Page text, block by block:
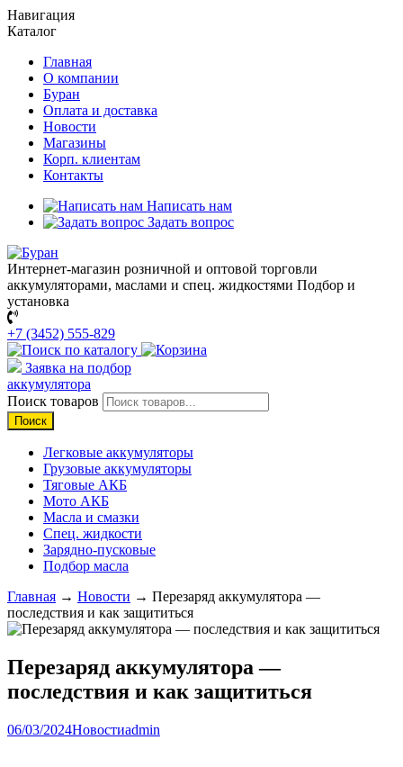
Навигация
Каталог
Главная
О компании
Буран
Оплата и доставка
Новости
Магазины
Корп. клиентам
Контакты
Написать нам
Задать вопрос
Интернет-магазин розничной и оптовой торговли
аккумуляторами, маслами и спец. жидкостями Подбор и
установка
+7 (3452) 555-829
Заявка на подбор
аккумулятора
Поиск товаров
Поиск
Легковые аккумуляторы
Грузовые аккумуляторы
Тяговые АКБ
Мото АКБ
Масла и смазки
Спец. жидкости
Зарядно-пусковые
Подбор масла
Главная → Новости → Перезаряд аккумулятора —
последствия и как защититься
Перезаряд аккумулятора —
последствия и как защититься
06/03/2024Новостиadmin